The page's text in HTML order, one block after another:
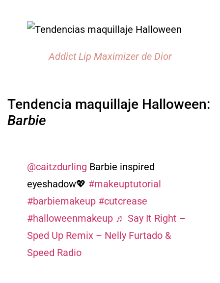
Addict Lip Maximizer de Dior
Tendencia maquillaje Halloween:
Barbie
@caitzdurling Barbie inspired
eyeshadow💖 #makeuptutorial
#barbiemakeup #cutcrease
#halloweenmakeup ♬ Say It Right –
Sped Up Remix – Nelly Furtado &
Speed Radio